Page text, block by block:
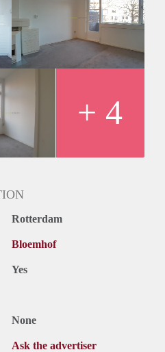
15.53 m2
m) 5.13 m2
1.71 m2
m2
m2
+ 4
Rotterdam
Bloemhof
Yes
None
Ask the advertiser